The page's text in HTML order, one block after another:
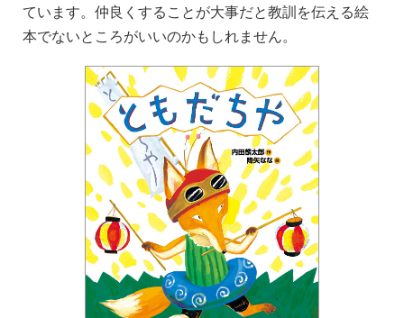
ています。仲良くすることが大事だと教訓を伝える絵
本でないところがいいのかもしれません。